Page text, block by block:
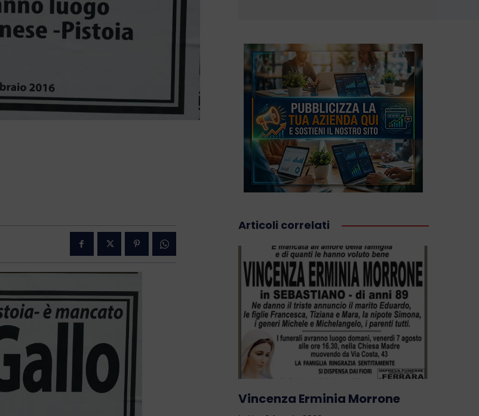
Articoli correlati
Vincenza Erminia Morrone